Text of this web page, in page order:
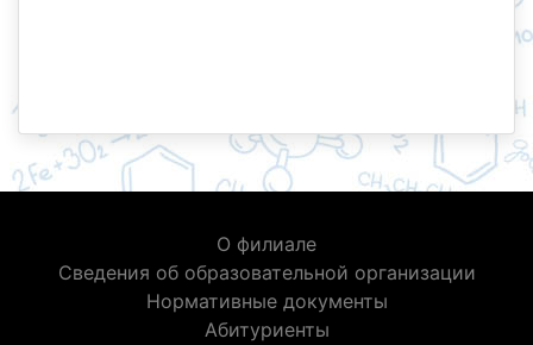
О филиале
Сведения об образовательной организации
Нормативные документы
Абитуриенты